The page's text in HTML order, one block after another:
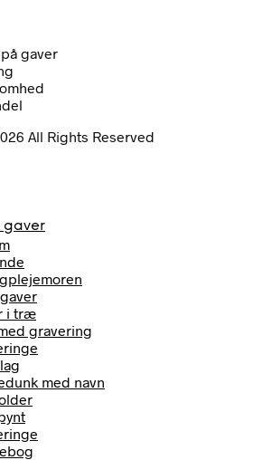
gaver
All Rights Reserved
gaver
i træ
gravering
med navn